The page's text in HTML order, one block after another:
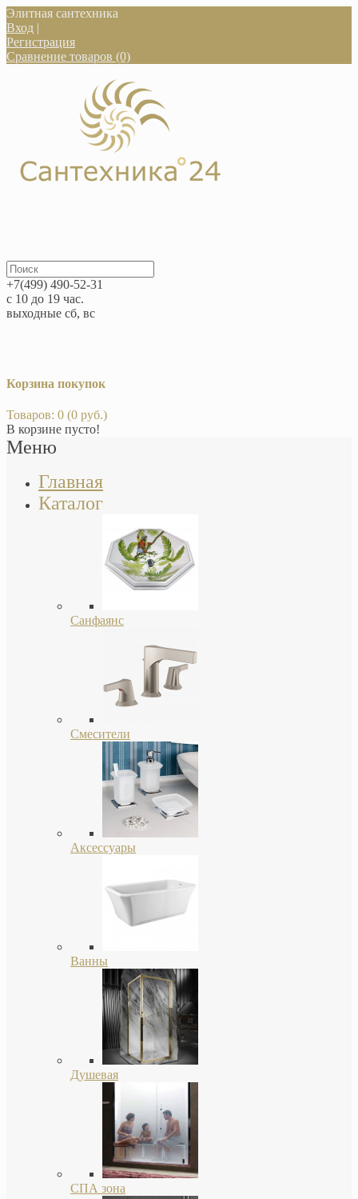
Элитная сантехника
Вход |
Регистрация
Сравнение товаров (0)
+7(499) 490-52-31
с 10 до 19 час.
выходные сб, вс
Корзина покупок
Товаров: 0 (0 руб.)
В корзине пусто!
Меню
Главная
Каталог
Санфаянс
Смесители
Аксессуары
Ванны
Душевая
СПА зона